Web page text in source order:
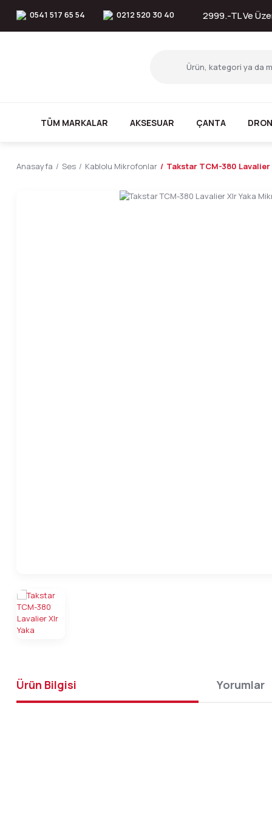
0541 517 65 54 0212 520 30 40 2999.-TL Ve
TÜM MARKALAR AKSESUAR ÇANTA
Anasayfa Ses Kablolu Mikrofonlar Takstar TCM-380
Ürün Bilgisi Yorumlar